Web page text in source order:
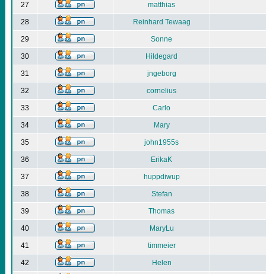
27 matthias
28 Reinhard Tewaag
29 Sonne
30 Hildegard
31 jngeborg
32 cornelius
33 Carlo
34 Mary
35 john1955s
36 ErikaK
37 huppdiwup
38 Stefan
39 Thomas
40 MaryLu
41 timmeier
42 Helen